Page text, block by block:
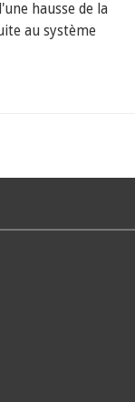
hausse de la
au système